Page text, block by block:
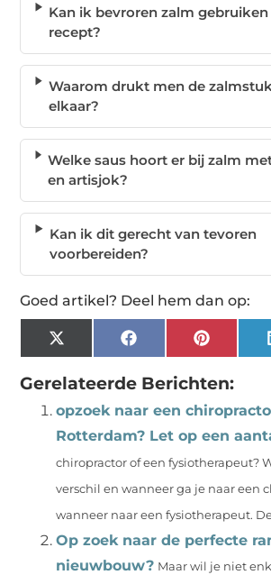
Kan ik bevroren zalm
recept?
Waarom drukt men de
elkaar?
Welke saus hoort er bij zalm
en artisjok?
Kan ik dit gerecht van tevoren
voorbereiden?
Goed artikel? Deel hem dan op:
X
(Twitter)
FacebookPinterest
Gerelateerde Berichten:
opzoek naar een
Rotterdam? Let op een
chiropractor of een fysiotherapeut?
verschil en wanneer ga je naar een
wanneer naar een fysiotherapeut.
Op zoek naar de perfecte
nieuwbouw? Maar wil je niet